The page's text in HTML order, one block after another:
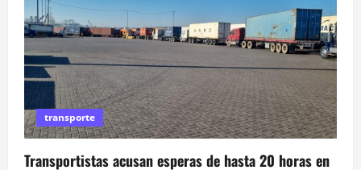
transporte
Transportistas acusan esperas de hasta 20 horas en